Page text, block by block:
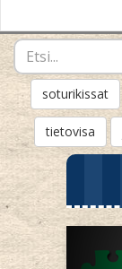
soturikissat
tietovisa